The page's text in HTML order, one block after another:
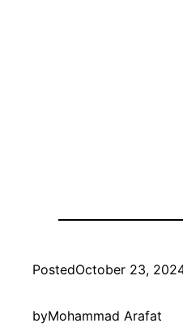
PostedOctober 23,
byMohammad Arafat